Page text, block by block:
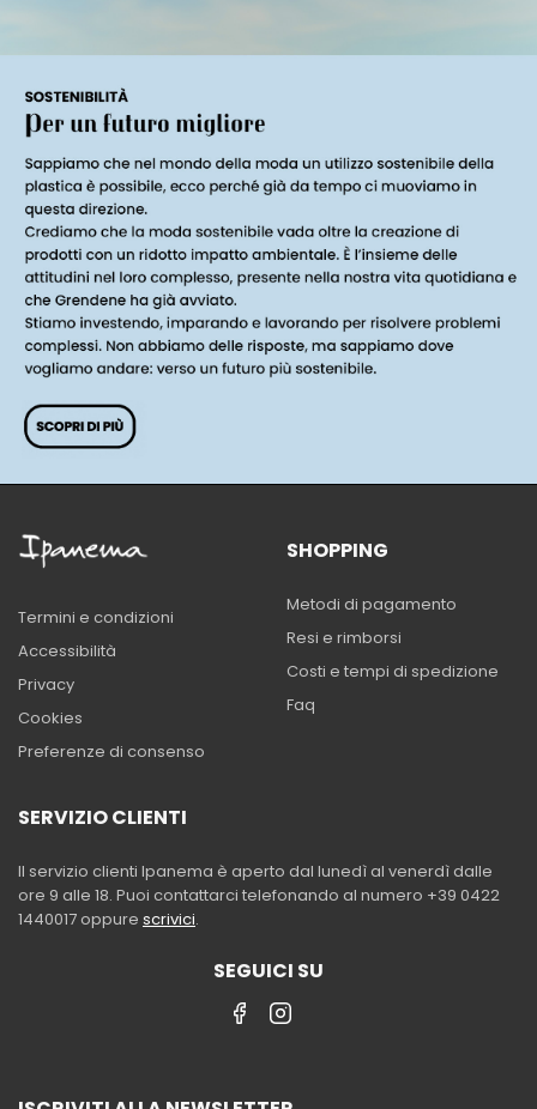
Termini e condizioni
Accessibilità
Privacy
Cookies
Preferenze di consenso
SHOPPING
Metodi di pagamento
Resi e rimborsi
Costi e tempi di spedizione
Faq
SERVIZIO CLIENTI
Il servizio clienti Ipanema è aperto dal lunedì al venerdì dalle
ore 9 alle 18. Puoi contattarci telefonando al numero +39 0422
1440017 oppure scrivici.
SEGUICI SU